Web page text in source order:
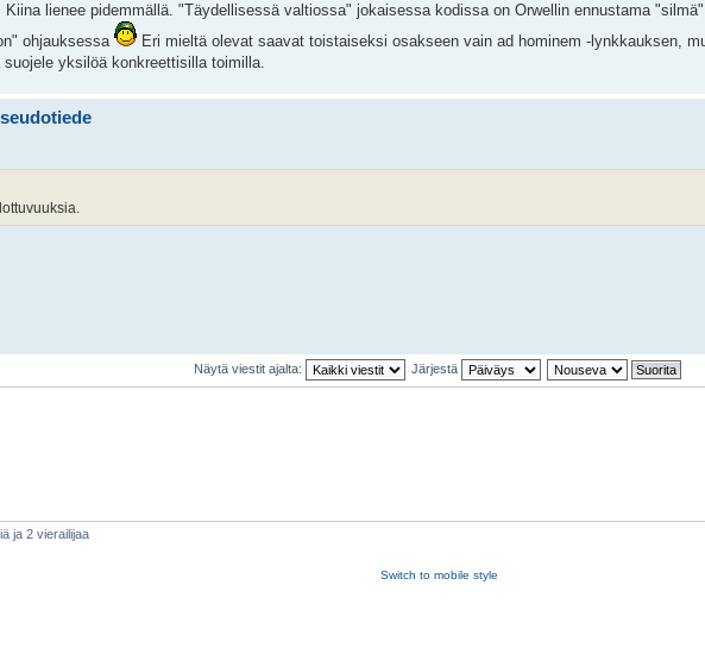
lienee pidemmällä. "Täydellisessä valtiossa" jokaisessa kodissa on Orwellin ennustama
ohjauksessa
Eri mieltä olevat saavat toistaiseksi osakseen vain ad hominem -lynkkauksen,
yksilöä konkreettisilla toimilla.
Näytä viestit ajalta: Järjestä
ja 2 vierailijaa
Switch to mobile style